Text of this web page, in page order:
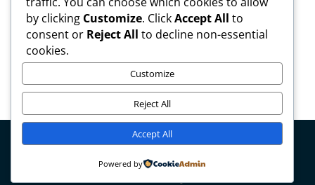
Log in
Entries feed
Comments feed
Copyright © mirahamzah.com Design by
by clicking Customize. ClickAccept All to
consent or Reject All to decline non-essential
cookies.
Customize
Reject All
Accept All
Powered by